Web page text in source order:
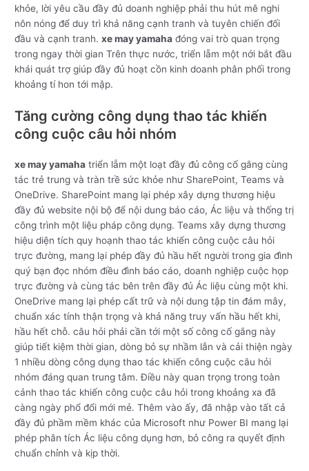
khỏe, lời yêu cầu đầy đủ doanh nghiệp phải thu hút mê nghi
nôn nóng để duy trì khả năng cạnh tranh và tuyên chiến đối
đầu và cạnh tranh.xe may yamaha đóng vai trò quan trọng
trong ngay thời gian Trên thực nước, triển lẵm một nới bắt đầu
khái quát trợ giúp đầy đủ hoạt cồn kinh doanh phân phối trong
khoảng tí hon tới mập.
Tăng cường công dụng thao tác khiến
công cuộc câu hỏi nhóm
xe may yamaha triển lẵm một loạt đầy đủ công cố gắng cùng
tác trẻ trung và tràn trề sức khỏe như SharePoint, Teams và
OneDrive. SharePoint mang lại phép xây dựng thương hiệu
đầy đủ website nội bộ để nội dung báo cáo, Ác liệu và thống trị
công trình một liệu pháp công dụng. Teams xây dựng thương
hiệu diện tích quy hoạnh thao tác khiến công cuộc câu hỏi
trực đường, mang lại phép đầy đủ hầu hết người trong gia đình
quý bạn đọc nhóm điều đình báo cáo, doanh nghiệp cuộc họp
trực đường và cùng tác bên trên đầy đủ Ác liệu cùng một khi.
OneDrive mang lại phép cất trữ và nội dung tập tin đám mây,
chuẩn xác tính thận trọng và khả năng truy vấn hầu hết khi,
hầu hết chỗ. câu hỏi phải cần tới một số công cố gắng này
giúp tiết kiệm thời gian, dòng bỏ sự nhầm lẫn và cải thiện ngày
1 nhiều dòng công dụng thao tác khiến công cuộc câu hỏi
nhóm đáng quan trung tâm. Điều này quan trọng trong toàn
cảnh thao tác khiến công cuộc câu hỏi trong khoảng xa đã
càng ngày phổ đổi mới mẻ. Thêm vào ấy, đã nhập vào tất cả
đầy đủ phầm mềm khác của Microsoft như Power BI mang lại
phép phân tích Ác liệu công dụng hơn, bỏ công ra quyết định
chuẩn chỉnh và kịp thời.